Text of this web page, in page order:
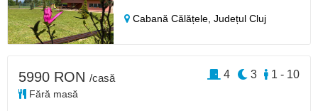
Cabană Călățele,Județul Cluj
5990 RON /casă
Fără masă
1 - 10
3
4